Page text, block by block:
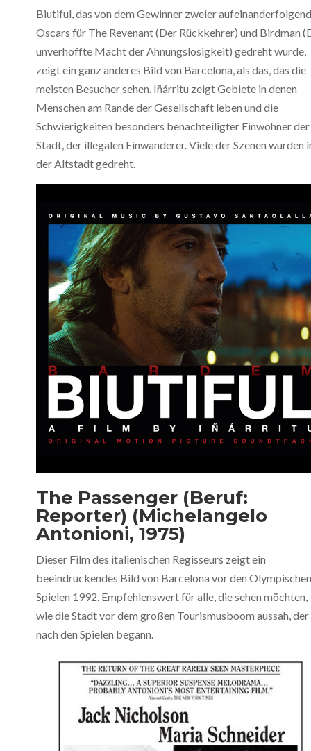
Biutiful, das von dem Gewinner zweier
Oscars für The Revenant (Der Rückkehrer) und Birdman
unverhoffte Macht der Ahnungslosigkeit) gedreht wurde,
zeigt ein ganz anderes Bild von Barcelona, als das, das die
meisten Besucher sehen. Iñárritu zeigt Gebiete in denen
Menschen am Rande der Gesellschaft leben und die
Schwierigkeiten besonders benachteiligter Einwohner der
Stadt, der illegalen Einwanderer. Viele der Szenen wurden
der Altstadt gedreht.
The Passenger (Beruf:
Reporter) (Michelangelo
Antonioni, 1975)
Dieser Film des italienischen Regisseurs zeigt ein
beeindruckendes Bild von Barcelona vor den Olympischen
Spielen 1992. Empfehlenswert für alle, die sehen möchten,
wie die Stadt vor dem großen Tourismusboom aussah, der
nach den Spielen begann.